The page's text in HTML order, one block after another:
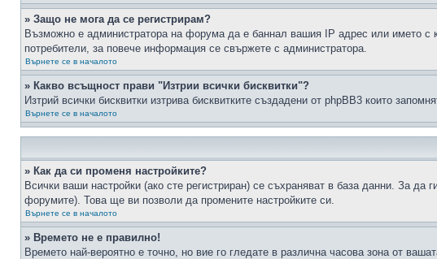
» Защо не мога да се регистрирам?
Възможно е администратора на форума да е баннал вашия IP адрес или името с
потребители, за повече информация се свържете с администратора.
Върнете се в началото
» Какво всъщност прави "Изтрии всички бисквитки"?
Изтрий всички бисквитки изтрива бисквитките създадени от phpBB3 които
Върнете се в началото
» Как да си променя настройките?
Всички ваши настройки (ако сте регистриран) се съхраняват в база данни. За да
форумите). Това ще ви позволи да промените настройките си.
Върнете се в началото
» Времето не е правилно!
Времето най-вероятно е точно, но вие го гледате в различна часова зона от